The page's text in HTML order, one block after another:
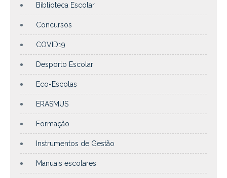
Biblioteca Escolar
Concursos
COVID19
Desporto Escolar
Eco-Escolas
ERASMUS
Formação
Instrumentos de Gestão
Manuais escolares